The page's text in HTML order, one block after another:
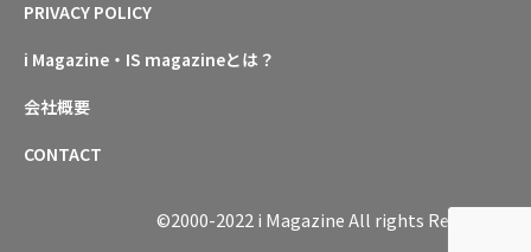
PRIVACY POLICY
i Magazine・IS magazineとは？
会社概要
CONTACT
©2000-2022 i Magazine All rights Reserved.